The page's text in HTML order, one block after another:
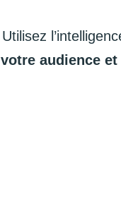
Utilisez
votre audience et